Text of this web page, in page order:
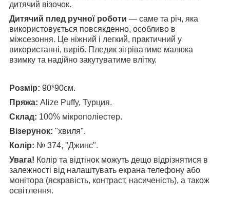
дитячий візочок.
Дитячий плед ручної роботи — саме та річ, яка
використовується повсякденно, особливо в
міжсезоння. Це ніжний і легкий, практичний у
використанні, виріб. Пледик зігріватиме малюка
взимку та надійно закутуватиме влітку.
Розмір: 90*90см.
Пряжа: Alize Puffy, Турция.
Склад: 100% мікрополіестер.
Візерунок: "хвиля".
Колір: № 374, "Джинс".
Увага! Колір та відтінок можуть дещо відрізнятися в
залежності від налаштувать екрана телефону або
монітора (яскравість, контраст, насиченість), а також
освітлення.